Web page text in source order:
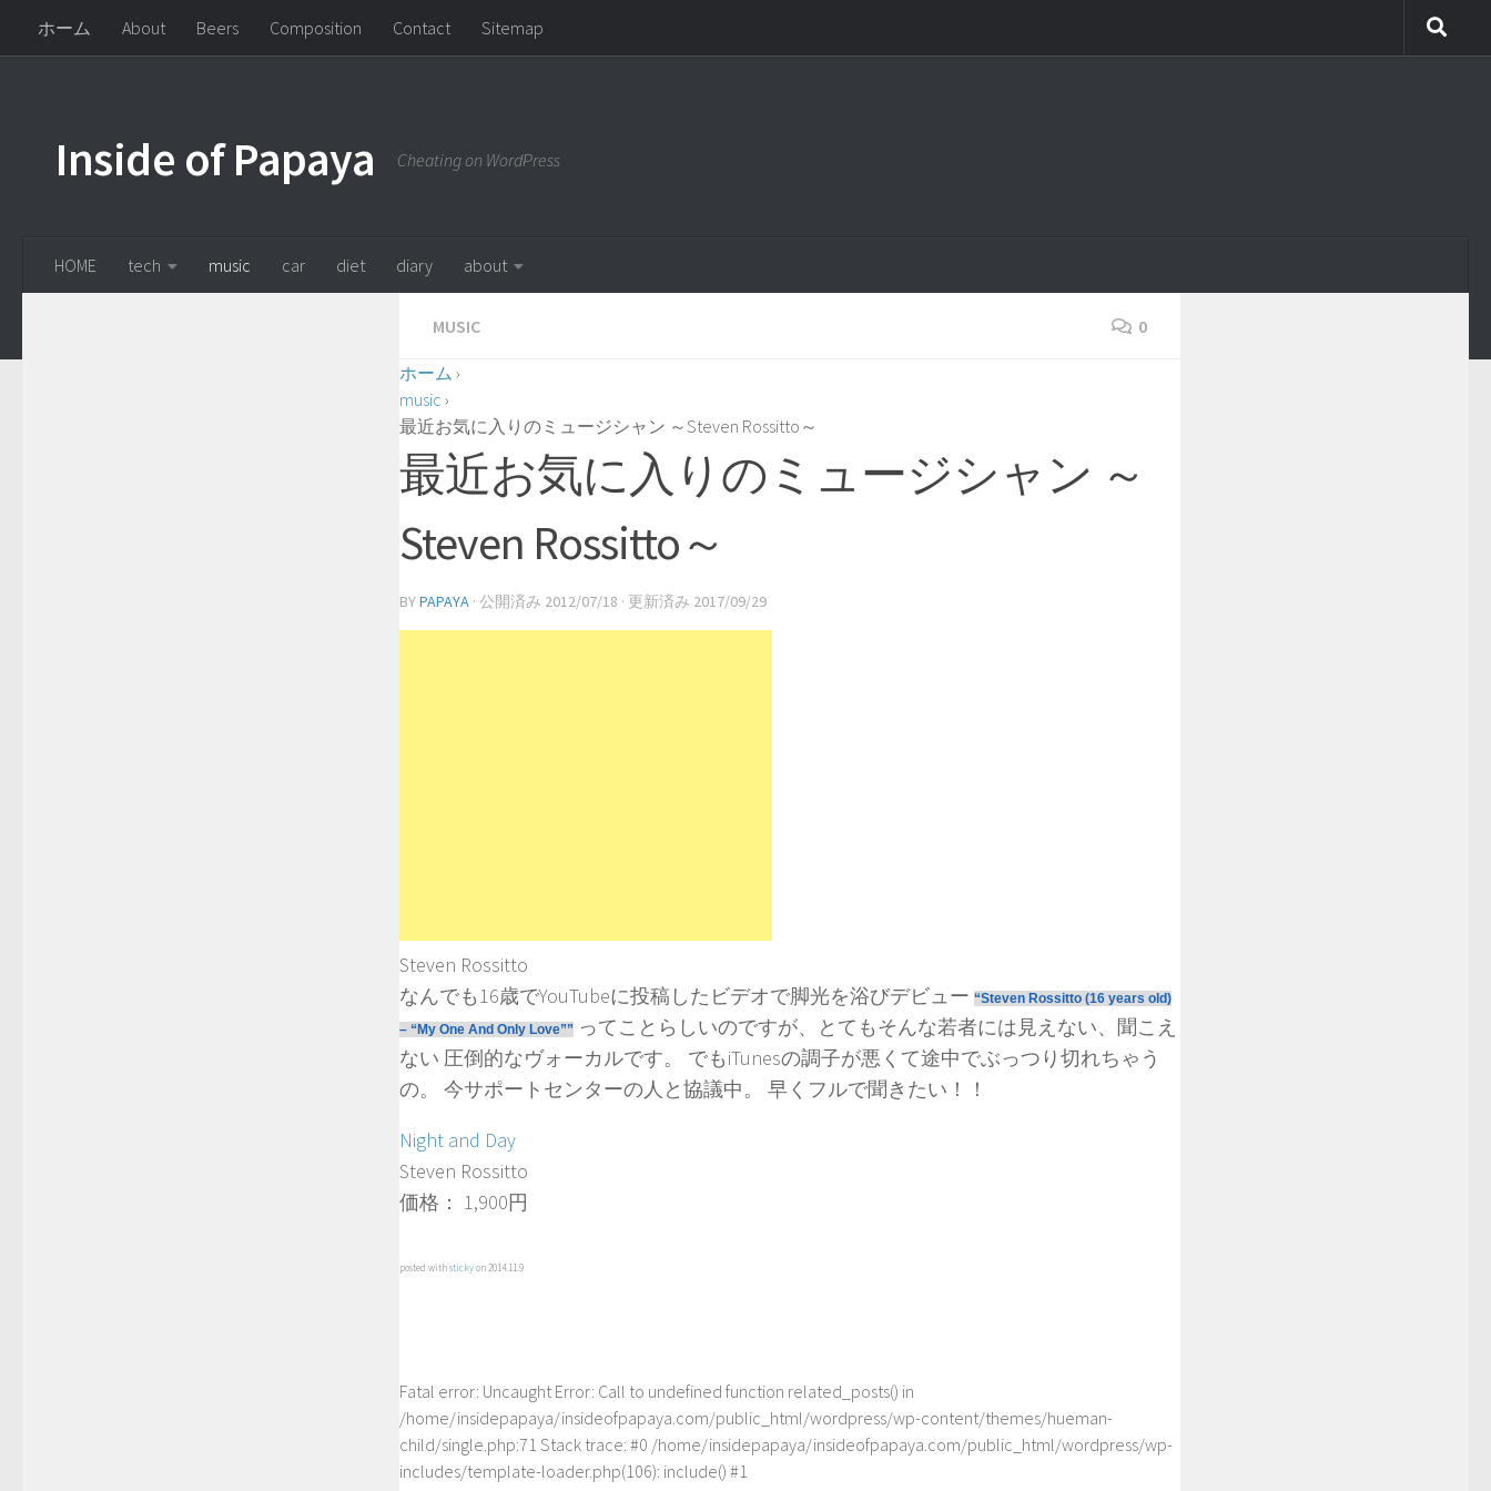
ホーム About Beers Composition Contact Sitemap
Inside of Papaya Cheating on WordPress
HOME tech music car diet diary about
MUSIC 0
ホーム ›
music ›
最近お気に入りのミュージシャン ～Steven Rossitto～
最近お気に入りのミュージシャン ～
Steven Rossitto～
BYPAPAYA · 公開済み 2012/07/18 · 更新済み 2017/09/29
Steven Rossitto
なんでも16歳でYouTubeに投稿したビデオで脚光を浴びデビュー “Steven Rossitto (16 years old)
– “My One And Only Love”” ってことらしいのですが、とてもそんな若者には見えない、聞こえ
ない 圧倒的なヴォーカルです。 でもiTunesの調子が悪くて途中でぶっつり切れちゃう
の。 今サポートセンターの人と協議中。 早くフルで聞きたい！！
Night and Day
Steven Rossitto
価格： 1,900円
posted withstickyon 2014.11.9
Fatal error: Uncaught Error: Call to undefined function related_posts() in
/home/insidepapaya/insideofpapaya.com/public_html/wordpress/wp-content/themes/hueman-
child/single.php:71 Stack trace: #0 /home/insidepapaya/insideofpapaya.com/public_html/wordpress/wp-
includes/template-loader.php(106): include() #1